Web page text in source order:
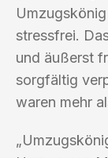
stressfrei.
und äußerst
sorgfältig
waren mehr